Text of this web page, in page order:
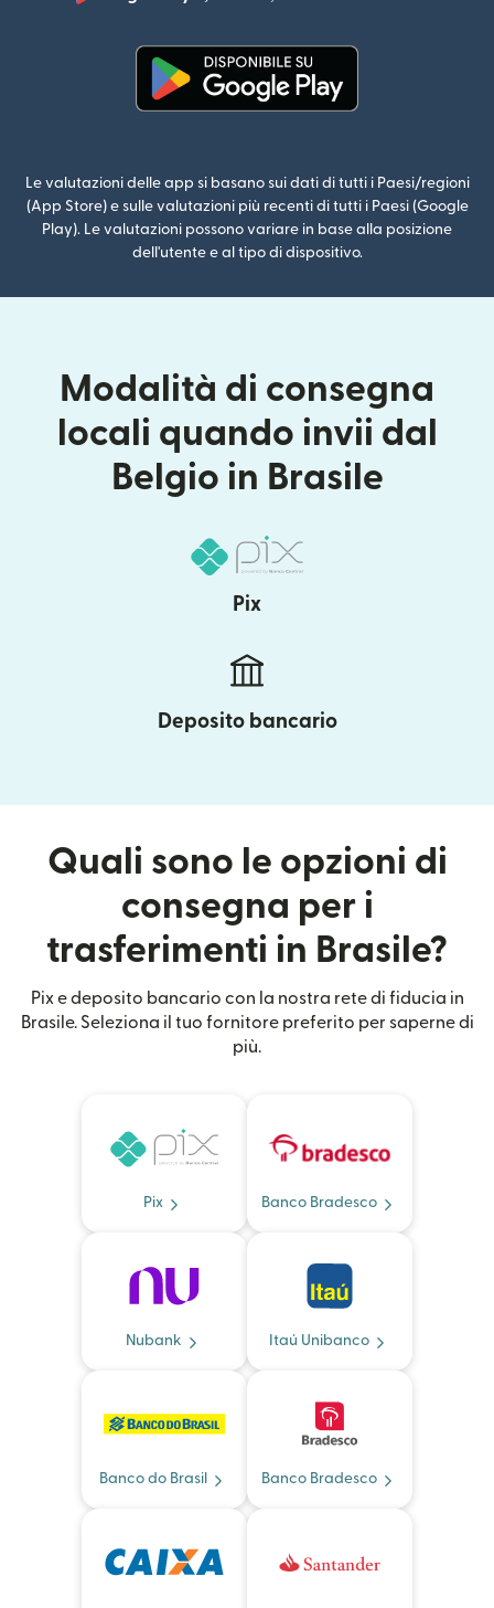
Le valutazioni delle app si basano sui dati di tutti i Paesi/regioni
(App Store) e sulle valutazioni più recenti di tutti i Paesi (Google
Play). Le valutazioni possono variare in base alla posizione
dell'utente e al tipo di dispositivo.
Modalità di consegna
locali quando invii dal
Belgio in Brasile
Pix
Deposito bancario
Quali sono le opzioni di
consegna per i
trasferimenti in Brasile?
Pix e deposito bancario con la nostra rete di fiducia in
Brasile. Seleziona il tuo fornitore preferito per saperne di
più.
Pix Banco Bradesco
Nubank Itaú Unibanco
Banco do Brasil Banco Bradesco